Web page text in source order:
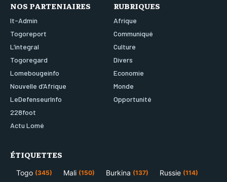
NOS PARTENIAIRES
It-Admin
Togoreport
L’integral
Togoregard
Lomebougeinfo
Nouvelle d’Afrique
LeDefenseurInfo
228foot
Actu Lomé
RUBRIQUES
Afrique
Communiqué
Culture
Divers
Economie
Monde
Opportunité
ÉTIQUETTES
Togo (345) Mali (150) Burkina (137) Russie (114)